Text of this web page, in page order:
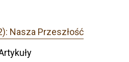
Nasza Przeszłość